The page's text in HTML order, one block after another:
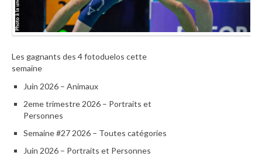
Les gagnants des 4 fotoduelos cette
semaine
Juin 2026 – Animaux
2eme trimestre 2026 – Portraits et
Personnes
Semaine #27 2026 – Toutes catégories
Juin 2026 – Portraits et Personnes